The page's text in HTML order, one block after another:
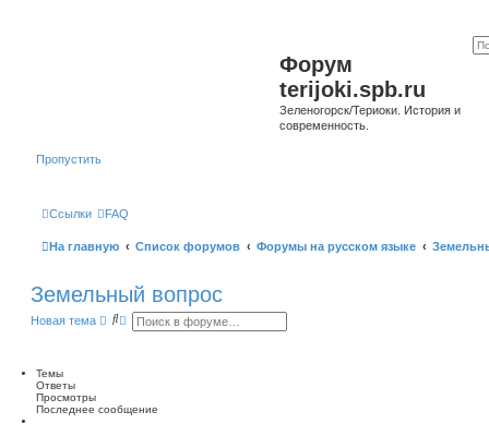
Форум
terijoki.spb.ru
Зеленогорск/Териоки. История и
современность.
Пропустить
Ссылки FAQ
На главную Список форумов Форумы на русском языке
Земельный вопрос
Новая тема
П Р
н
Темы
Ответы
Просмотры
Последнее сообщение